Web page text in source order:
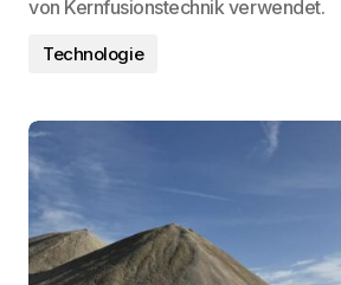
von Kernfusionstechnik verwendet.
Technologie